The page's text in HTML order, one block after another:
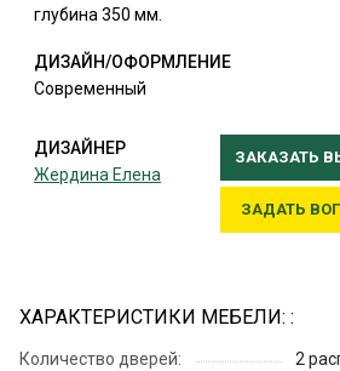
глубина 350 мм.
ДИЗАЙН/ОФОРМЛЕНИЕ
Современный
ДИЗАЙНЕР
Жердина Елена
ЗАКАЗАТЬ
ЗАДАТЬ
ХАРАКТЕРИСТИКИ МЕБЕЛИ: :
Количество дверей:
2